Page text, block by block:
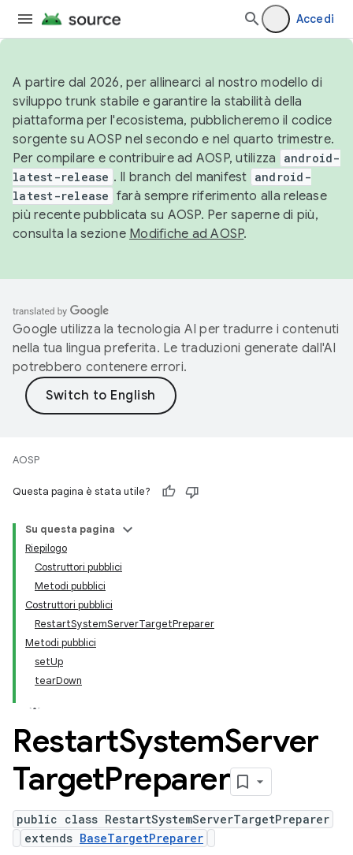
Accedi
A partire dal 2026, per allinearci al nostro modello di
sviluppo trunk stabile e garantire la stabilità della
piattaforma per l'ecosistema, pubblicheremo il codice
sorgente su AOSP nel secondo e nel quarto trimestre.
Per compilare e contribuire ad AOSP, utilizza
android-
latest-release . Il branch del manifest android-
latest-release farà sempre riferimento alla release
più recente pubblicata su AOSP. Per saperne di più,
consulta la sezione Modifiche ad AOSP.
Google utilizza la tecnologia AI per tradurre i contenuti
nella tua lingua preferita. Le traduzioni generate dall'AI
potrebbero contenere errori.
AOSP
Questa pagina è stata utile?
Su questa pagina
Riepilogo
Costruttori pubblici
Metodi pubblici
Costruttori pubblici
RestartSystemServerTargetPreparer
Metodi pubblici
setUp
tearDown
RestartSystemServer
TargetPreparer
public class RestartSystemServerTargetPreparer
extends BaseTargetPreparer